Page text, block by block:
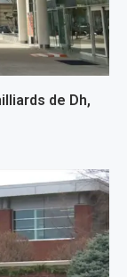
de Dh,